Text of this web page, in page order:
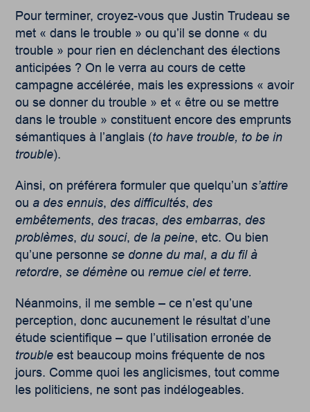
Pour terminer, croyez-vous que Justin Trudeau se
met « dans le trouble » ou qu’il se donne « du
trouble » pour rien en déclenchant des élections
anticipées ? On le verra au cours de cette
campagne accélérée, mais les expressions « avoir
ou se donner du trouble » et « être ou se mettre
dans le trouble » constituent encore des emprunts
sémantiques à l’anglais (to have trouble, to be in
trouble).
Ainsi, on préférera formuler que quelqu’uns’attire
ou a des ennuis, des difficultés, des
embêtements, des tracas, des embarras, des
problèmes, du souci, de la peine, etc. Ou bien
qu’une personne se donne du mal, a du fil à
retordre, se démène ou remue ciel et terre.
Néanmoins, il me semble – ce n’est qu’une
perception, donc aucunement le résultat d’une
étude scientifique – que l’utilisation erronée de
trouble est beaucoup moins fréquente de nos
jours. Comme quoi les anglicismes, tout comme
les politiciens, ne sont pas indélogeables.